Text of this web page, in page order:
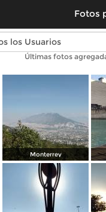
Fotos
Fotos
Últimas fotos
Monterrey